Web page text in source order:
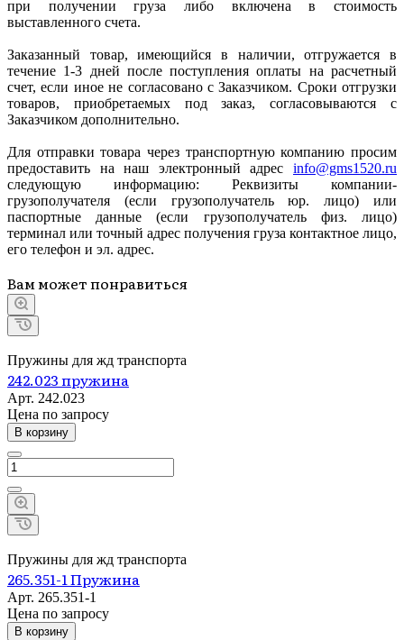
при получении груза либо включена в стоимость
выставленного счета.
Заказанный товар, имеющийся в наличии, отгружается в
течение 1-3 дней после поступления оплаты на расчетный
счет, если иное не согласовано с Заказчиком. Сроки отгрузки
товаров, приобретаемых под заказ, согласовываются с
Заказчиком дополнительно.
Для отправки товара через транспортную компанию просим
предоставить на наш электронный адрес info@gms1520.ru
следующую информацию: Реквизиты компании-
грузополучателя (если грузополучатель юр. лицо) или
паспортные данные (если грузополучатель физ. лицо)
терминал или точный адрес получения груза контактное лицо,
его телефон и эл. адрес.
Вам может понравиться
Пружины для жд транспорта
242.023 пружина
Арт. 242.023
Цена по запросу
В корзину
Пружины для жд транспорта
265.351-1 Пружина
Арт. 265.351-1
Цена по запросу
В корзину